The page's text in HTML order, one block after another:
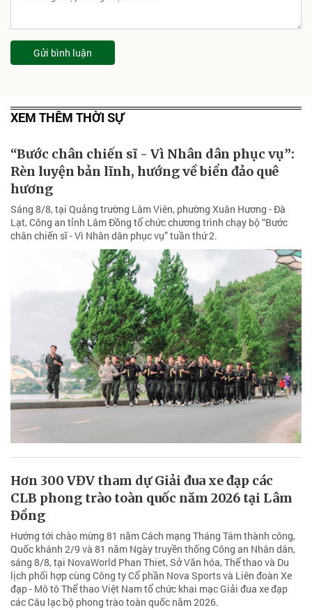
Gửi bình luận
XEM THÊM THỜI SỰ
“Bước chân chiến sĩ - Vì Nhân dân phục vụ”:
Rèn luyện bản lĩnh, hướng về biển đảo quê
hương
Sáng 8/8, tại Quảng trường Lâm Viên, phường Xuân Hương - Đà
Lạt, Công an tỉnh Lâm Đồng tổ chức chương trình chạy bộ “Bước
chân chiến sĩ - Vì Nhân dân phục vụ” tuần thứ 2.
Hơn 300 VĐV tham dự Giải đua xe đạp các
CLB phong trào toàn quốc năm 2026 tại Lâm
Đồng
Hướng tới chào mừng 81 năm Cách mạng Tháng Tám thành công,
Quốc khánh 2/9 và 81 năm Ngày truyền thống Công an Nhân dân,
sáng 8/8, tại NovaWorld Phan Thiet, Sở Văn hóa, Thể thao và Du
lịch phối hợp cùng Công ty Cổ phần Nova Sports và Liên đoàn Xe
đạp - Mô tô Thể thao Việt Nam tổ chức khai mạc Giải đua xe đạp
các Câu lạc bộ phong trào toàn quốc năm 2026.